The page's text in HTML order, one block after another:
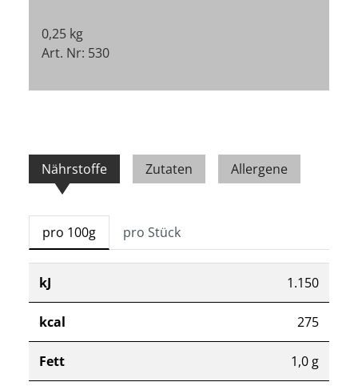
0,25 kg
Art. Nr: 530
Nährstoffe Zutaten Allergene
pro 100g pro Stück
kJ 1.150
kcal 275
Fett 1,0 g